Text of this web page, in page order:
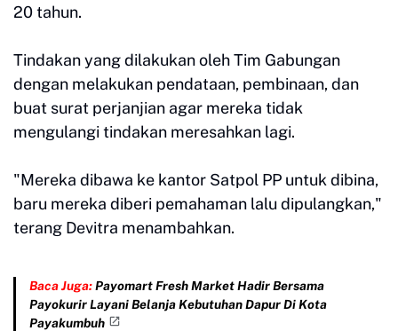
20 tahun.
Tindakan yang dilakukan oleh Tim Gabungan
dengan melakukan pendataan, pembinaan, dan
buat surat perjanjian agar mereka tidak
mengulangi tindakan meresahkan lagi.
"Mereka dibawa ke kantor Satpol PP untuk dibina,
baru mereka diberi pemahaman lalu dipulangkan,"
terang Devitra menambahkan.
Baca Juga:Payomart Fresh Market Hadir Bersama
Payokurir Layani Belanja Kebutuhan Dapur Di Kota
Payakumbuh